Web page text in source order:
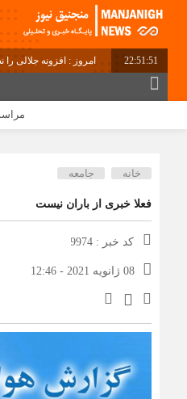
22:51:51 امروز : افزونه جلالی
مراسم
خانه جامعه
فعلا خبری از باران نیست
کد خبر : 9974
08 ژانویه 2021 - 12:46